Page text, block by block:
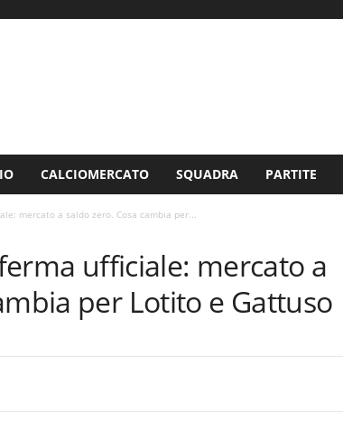
CALCIOMERCATO SQUADRA PARTITE
mercato a saldo zero. Cosa cambia per...
ufficiale: mercato a
per Lotito e Gattuso